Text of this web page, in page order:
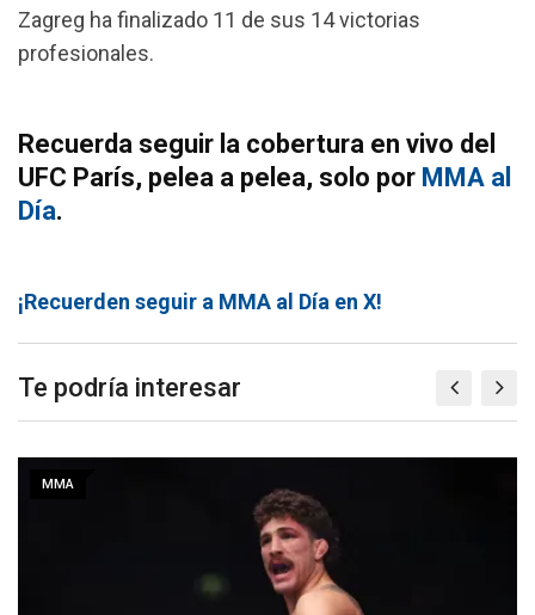
Zagreg ha finalizado 11 de sus 14 victorias
profesionales.
Recuerda seguir la cobertura en vivo del
UFC París, pelea a pelea, solo por MMA al
Día.
¡Recuerden seguir a MMA al Día en X!
Te podría interesar
MMA